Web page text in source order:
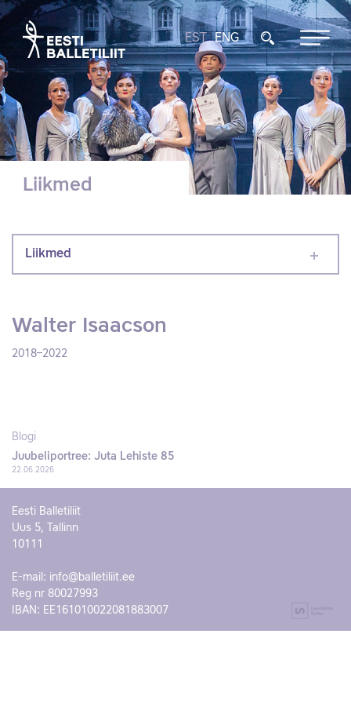
EST ENG
Liikmed
Liikmed
Walter Isaacson
2018–2022
Blogi
Juubeliportree: Juta Lehiste 85
22.06.2026
Eesti Balletiliit
Uus 5, Tallinn
10111
E-mail: info@balletiliit.ee
Reg nr 80027993
IBAN: EE161010022081883007